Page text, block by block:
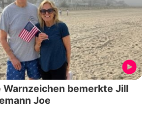
Warnzeichen bemerkte Jill
Joe